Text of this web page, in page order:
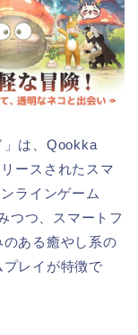
」は、Qookka
ースされたスマ
ラインゲーム
つつ、スマートフ
ある癒やし系の
レイが特徴で